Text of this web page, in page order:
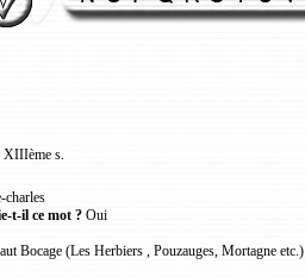
XIIIème s.
charles
t-il ce mot ?Oui
Bocage (Les Herbiers , Pouzauges, Mortagne etc.)